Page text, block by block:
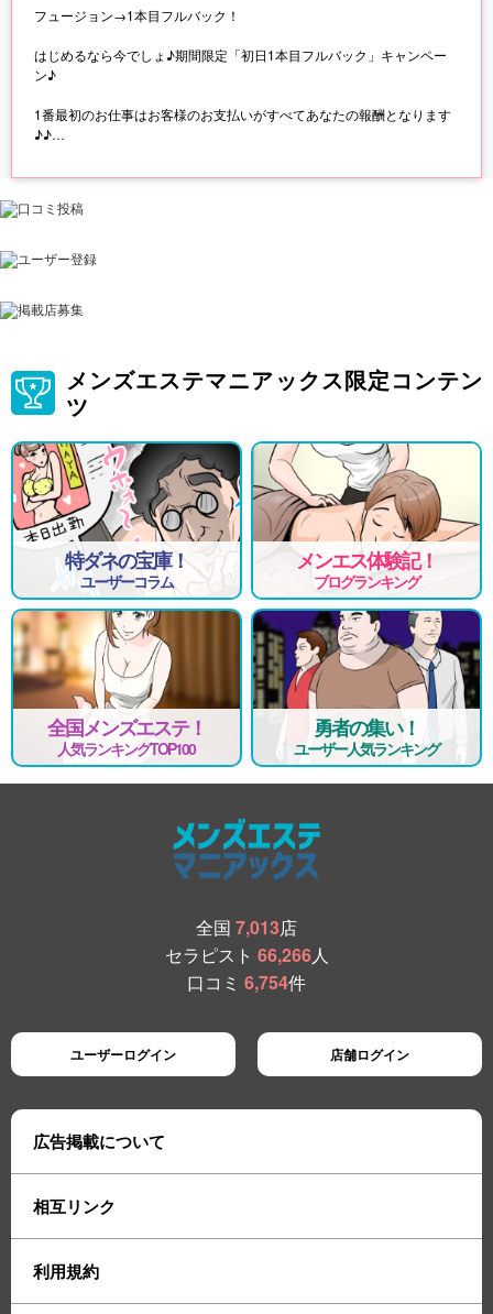
フュージョン→1本目フルバック！
はじめるなら今でしょ♪期間限定「初日1本目フルバック」キャンペー
ン♪
1番最初のお仕事はお客様のお支払いがすべてあなたの報酬となります
♪♪
◎ご応募の際に必ず「キャンペーンをみた」とお知らせください◎
メンズエステマニアックス限定コンテン
ツ
特ダネの宝庫！
ユーザーコラム
メンエス体験記！
ブログランキング
全国メンズエステ！
人気ランキングTOP100
勇者の集い！
ユーザー人気ランキング
全国 7,013店
セラピスト 66,266人
口コミ 6,754件
ユーザーログイン 店舗ログイン
広告掲載について
相互リンク
利用規約